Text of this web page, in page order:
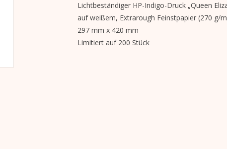
Lichtbeständiger HP-Indigo-Druck „Queen
auf weißem, Extrarough Feinstpapier (270 g/
297 mm x 420 mm
Limitiert auf 200 Stück